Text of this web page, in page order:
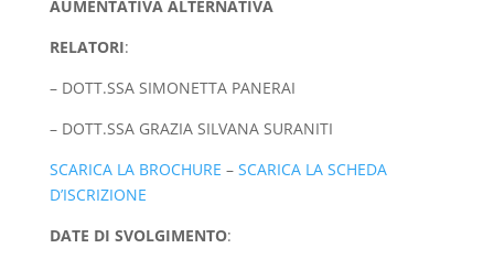
AUMENTATIVA ALTERNATIVA
RELATORI:
– DOTT.SSA SIMONETTA PANERAI
– DOTT.SSA GRAZIA SILVANA SURANITI
SCARICA LA BROCHURE – SCARICA LA SCHEDA
D’ISCRIZIONE
DATE DI SVOLGIMENTO: